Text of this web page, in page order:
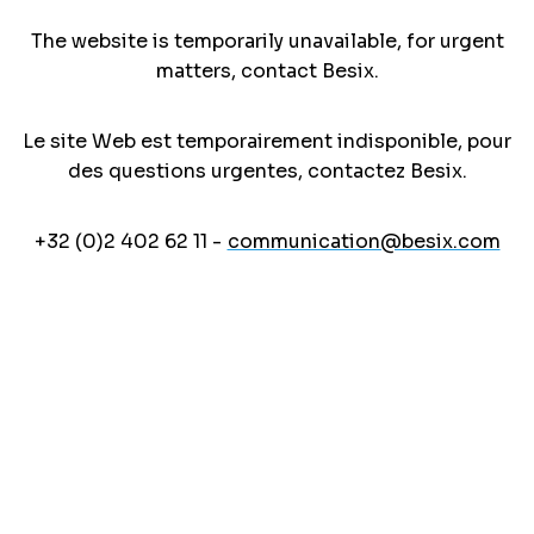
The website is temporarily unavailable, for urgent
matters, contact Besix.
Le site Web est temporairement indisponible, pour
des questions urgentes, contactez Besix.
+32 (0)2 402 62 11 - communication@besix.com